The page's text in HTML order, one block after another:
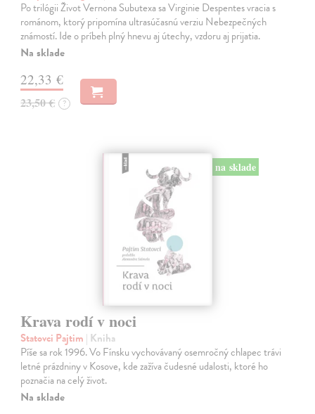
Po trilógii Život Vernona Subutexa sa Virginie Despentes vracia s
románom, ktorý pripomína ultrasúčasnú verziu Nebezpečných
známostí. Ide o príbeh plný hnevu aj útechy, vzdoru aj prijatia.
Na sklade
22,33 €
23,50 € ?
na sklade
Krava rodí v noci
Statovci Pajtim | Kniha
Píše sa rok 1996. Vo Fínsku vychovávaný osemročný chlapec trávi
letné prázdniny v Kosove, kde zažíva čudesné udalosti, ktoré ho
poznačia na celý život.
Na sklade